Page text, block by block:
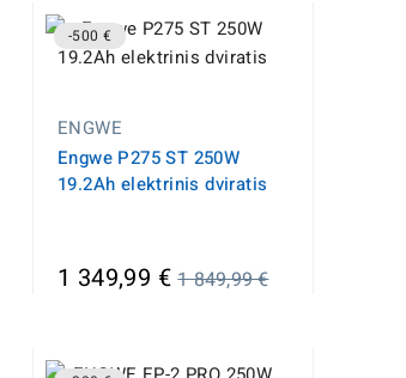
-500 €
ENGWE
Engwe P275 ST 250W
19.2Ah elektrinis dviratis
1 349,99 €Įprasta
1 849,99 €